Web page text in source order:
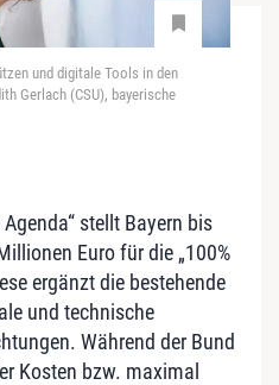
und digitale Tools in den
Gerlach (CSU), bayerische
stellt Bayern bis
Euro für die „100%
ergänzt die bestehende
und technische
Während der Bund
Kosten bzw. maximal